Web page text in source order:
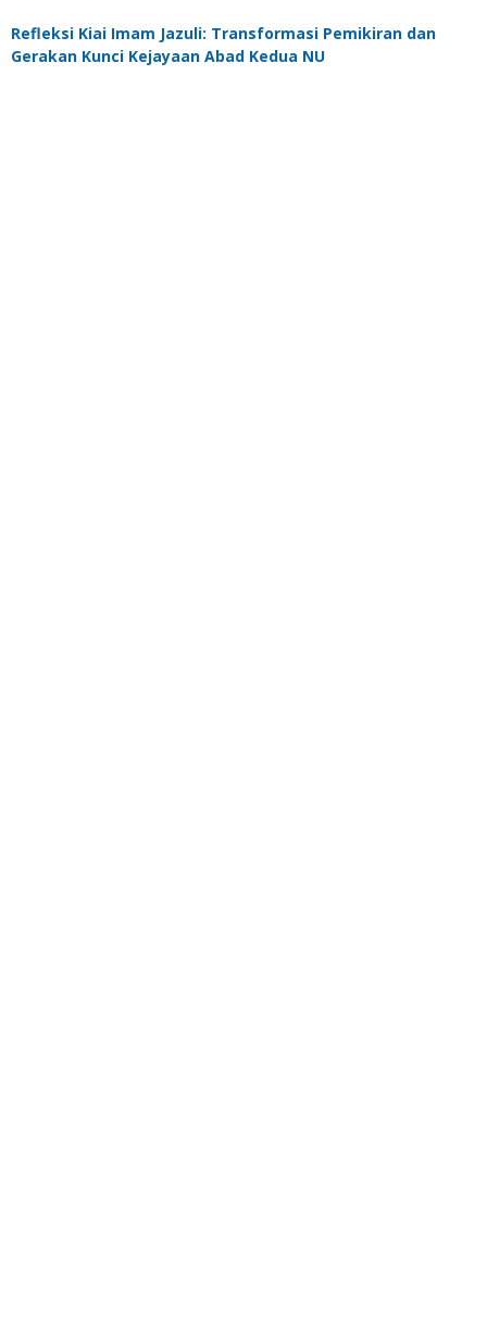
Refleksi Kiai Imam Jazuli: Transformasi Pemikiran dan
Gerakan Kunci Kejayaan Abad Kedua NU